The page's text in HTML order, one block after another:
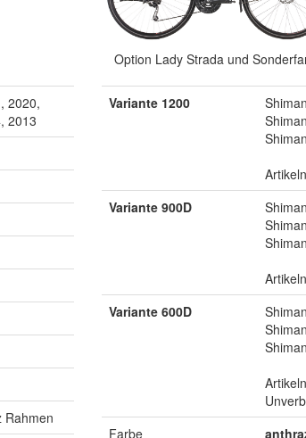
Option Lady Strada und
2020,
2013
Rahmen
Variante 1200
Variante 900D
Variante 600D
Farbe